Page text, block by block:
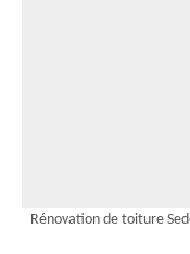
Rénovation de toiture